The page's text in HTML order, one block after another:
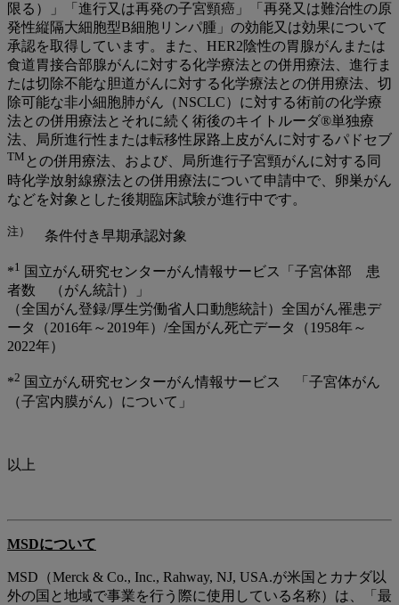
限る）」「進行又は再発の子宮頸癌」「再発又は難治性の原
発性縦隔大細胞型B細胞リンパ腫」の効能又は効果について
承認を取得しています。また、HER2陰性の胃腺がんまたは
食道胃接合部腺がんに対する化学療法との併用療法、進行ま
たは切除不能な胆道がんに対する化学療法との併用療法、切
除可能な非小細胞肺がん（NSCLC）に対する術前の化学療
法との併用療法とそれに続く術後のキイトルーダ®単独療
法、局所進行性または転移性尿路上皮がんに対するパドセブ
TM との併用療法、および、局所進行子宮頸がんに対する同
時化学放射線療法との併用療法について申請中で、卵巣がん
などを対象とした後期臨床試験が進行中です。
注） 条件付き早期承認対象
*1 国立がん研究センターがん情報サービス「子宮体部 患
者数 （がん統計）」
（全国がん登録/厚生労働省人口動態統計）全国がん罹患デ
ータ（2016年～2019年）/全国がん死亡データ（1958年～
2022年）
*2 国立がん研究センターがん情報サービス 「子宮体がん
（子宮内膜がん）について」
以上
MSDについて
MSD（Merck & Co., Inc., Rahway, NJ, USA.が米国とカナダ以
外の国と地域で事業を行う際に使用している名称）は、「最